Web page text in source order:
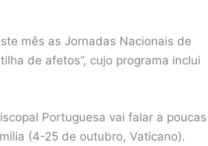
mês as Jornadas Nacionais de
de afetos”, cujo programa inclui
Portuguesa vai falar a poucas
(4-25 de outubro, Vaticano).